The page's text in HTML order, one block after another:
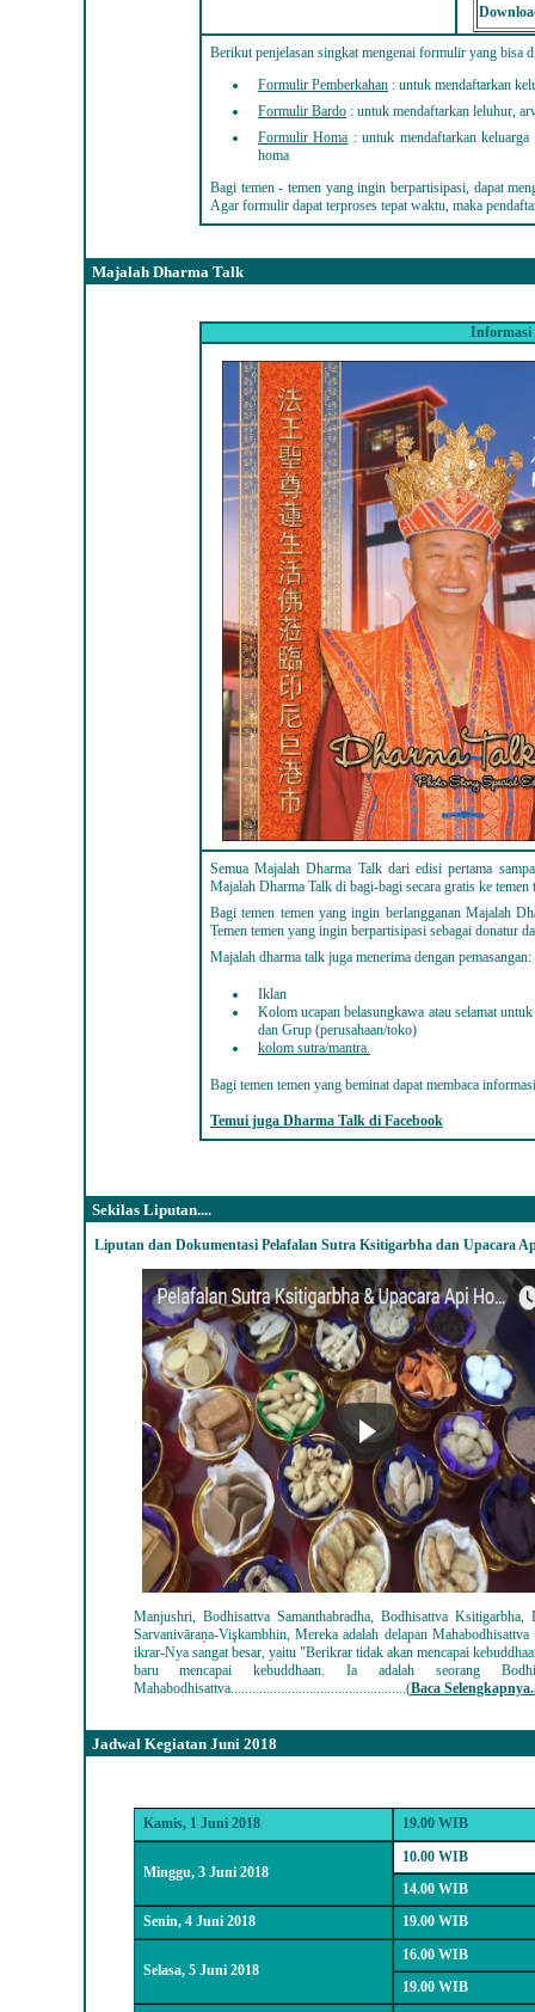
Berikut penjelasan singkat mengenai formulir yang bisa
Formulir Pemberkahan : untuk mendaftarkan
Formulir Bardo : untuk mendaftarkan leluhur,
Formulir Homa : untuk mendaftarkan
homa
Bagi temen - temen yang ingin berpartisipasi, dapat
Agar formulir dapat terproses tepat waktu, maka
Majalah Dharma Talk
Informasi
Semua Majalah Dharma Talk dari edisi pertama
Majalah Dharma Talk di bagi-bagi secara gratis ke
Bagi temen temen yang ingin berlangganan Majalah
Temen temen yang ingin berpartisipasi sebagai donatur
Majalah dharma talk juga menerima dengan pemasangan:
Iklan
Kolom ucapan belasungkawa atau selamat
dan Grup (perusahaan/toko)
kolom sutra/mantra.
Bagi temen temen yang beminat dapat membaca
Temui juga Dharma Talk di Facebook
Sekilas Liputan....
Liputan dan Dokumentasi Pelafalan Sutra Ksitigarbha dan Upacara
Manjushri, Bodhisattva Samanthabradha, Bodhisattva
Sarvanivāraņa-Vişkambhin, Mereka adalah delapan
ikrar-Nya sangat besar, yaitu "Berikrar tidak akan mencapai
baru mencapai kebuddhaan. Ia adalah seorang
Mahabodhisattva.................................................(Baca
Jadwal Kegiatan Juni 2018
Kamis, 1 Juni 2018 19.00 WIB
Minggu, 3 Juni 2018
10.00 WIB
14.00 WIB
Senin, 4 Juni 2018 19.00 WIB
Selasa, 5 Juni 2018
16.00 WIB
19.00 WIB